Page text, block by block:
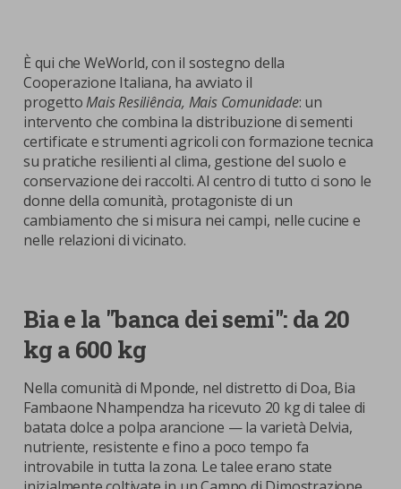
È qui che WeWorld, con il sostegno della
Cooperazione Italiana, ha avviato il
progettoMais Resiliência, Mais Comunidade: un
intervento che combina la distribuzione di sementi
certificate e strumenti agricoli con formazione tecnica
su pratiche resilienti al clima, gestione del suolo e
conservazione dei raccolti. Al centro di tutto ci sono le
donne della comunità, protagoniste di un
cambiamento che si misura nei campi, nelle cucine e
nelle relazioni di vicinato.
Bia e la "banca dei semi": da 20
kg a 600 kg
Nella comunità di Mponde, nel distretto di Doa, Bia
Fambaone Nhampendza ha ricevuto 20 kg di talee di
batata dolce a polpa arancione — la varietà Delvia,
nutriente, resistente e fino a poco tempo fa
introvabile in tutta la zona. Le talee erano state